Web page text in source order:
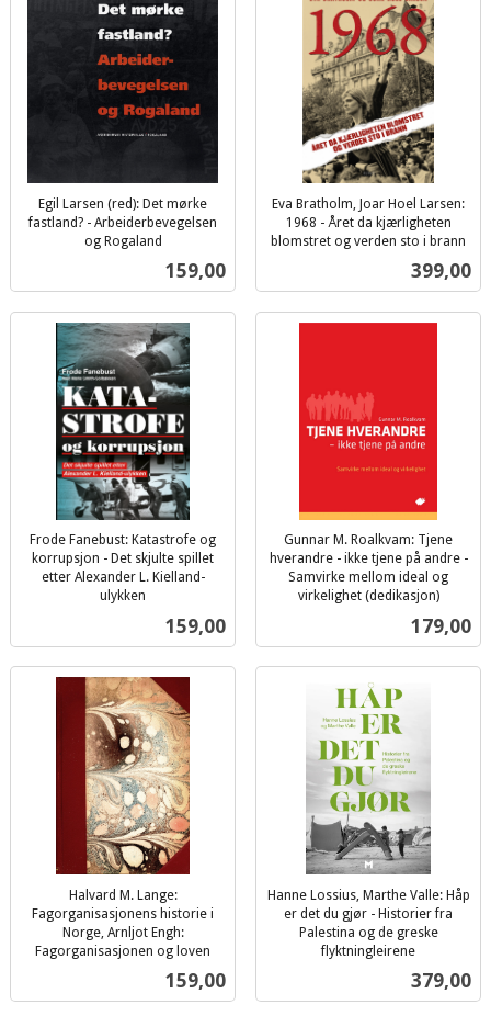
Egil Larsen (red): Det mørke
fastland? - Arbeiderbevegelsen
og Rogaland
Pris
159,00
Eva Bratholm, Joar Hoel Larsen:
1968 - Året da kjærligheten
blomstret og verden sto i brann
Pris
399,00
Frode Fanebust: Katastrofe og
korrupsjon - Det skjulte spillet
etter Alexander L. Kielland-
ulykken
Pris
159,00
Gunnar M. Roalkvam: Tjene
hverandre - ikke tjene på andre -
Samvirke mellom ideal og
virkelighet (dedikasjon)
Pris
179,00
Halvard M. Lange:
Fagorganisasjonens historie i
Norge, Arnljot Engh:
Fagorganisasjonen og loven
Pris
159,00
Hanne Lossius, Marthe Valle: Håp
er det du gjør - Historier fra
Palestina og de greske
flyktningleirene
Pris
379,00